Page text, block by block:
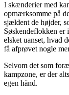
I skænderier med
opmærksomme på
sjældent de højder,
Søskendeflokken er
elsket uanset, hvad
få afprøvet nogle
Selvom det som
kampzone, er der
egen hånd.